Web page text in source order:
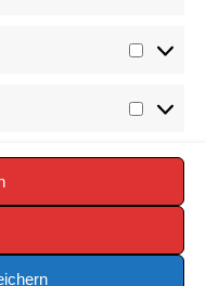
VÖRDEN -